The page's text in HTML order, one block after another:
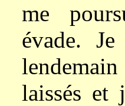
me
évade.
laissés et